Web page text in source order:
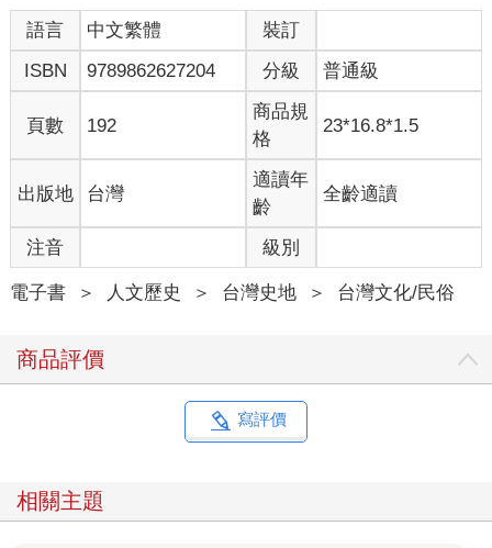
二○二三年夏天，她請我去台南受訪及演講，一見面即提出寫作邀
約，但我因有其他書約在身，對虱目魚養殖業的了解也不夠深
入，故不敢馬上答應。
隨後，我在觀賞盧靖穎播放的虱目魚相關影片時，聽到她說：現
在養的人、吃的人、認識的人都愈來愈老，可能變成「三老的
魚」。她並呼籲：台灣人應該少吃黑鮪魚、多吃虱目魚。
當時我深受感動，才下決心與她合作撰寫這本書，並期許可以
「為虱目魚立傳」。
依司馬遷《史記》的人物列傳，其立傳的標準：「扶義倜儻，不
成人物、寫入列傳，以彰顯虱目魚對台灣的重大貢獻。
在我眼中，虱目魚值得立傳的原因如下：
魚體呈流線紡錘形，被覆銀白色小圓鱗，看來非常亮麗而充滿活
語言 中文繁體
裝訂
ISBN
9789862627204 分級 普通級
頁數 192
商品規
格
23*16.8*1.5
出版地 台灣
適讀年
齡
全齡適讀
注音 級別
電子書 ＞ 人文歷史 ＞ 台灣史地 ＞ 台灣文化/民俗
商品評價
寫評價
相關主題